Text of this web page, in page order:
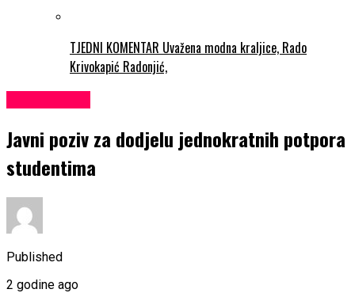
TJEDNI KOMENTAR Uvažena modna kraljice, Rado
Krivokapić Radonjić,
Javni poziv za dodjelu jednokratnih potpora
studentima
Published
2 godine ago